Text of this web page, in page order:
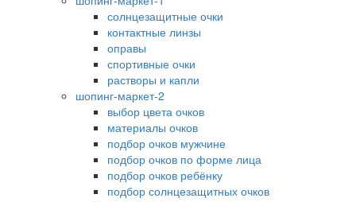
солнцезащитные очки
контактные линзы
оправы
спортивные очки
растворы и капли
шопинг-маркет-2
выбор цвета очков
материалы очков
подбор очков мужчине
подбор очков по форме лица
подбор очков ребёнку
подбор солнцезащитных очков